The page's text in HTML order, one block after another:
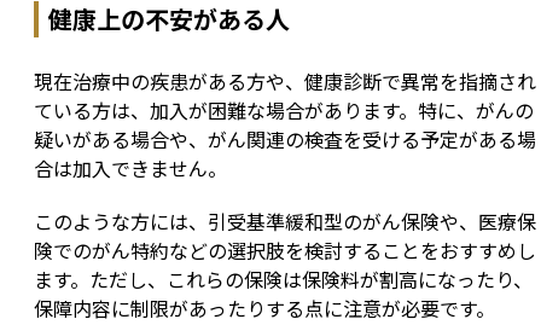
健康上の不安がある人
現在治療中の疾患がある方や、健康診断で異常を指摘され
ている方は、加入が困難な場合があります。特に、がんの
疑いがある場合や、がん関連の検査を受ける予定がある場
合は加入できません。
このような方には、引受基準緩和型のがん保険や、医療保
険でのがん特約などの選択肢を検討することをおすすめし
ます。ただし、これらの保険は保険料が割高になったり、
保障内容に制限があったりする点に注意が必要です。